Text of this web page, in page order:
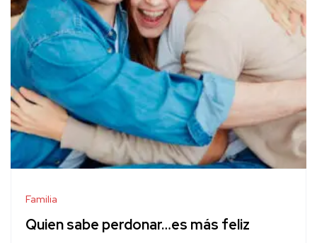
Familia
Quien sabe perdonar…es más feliz